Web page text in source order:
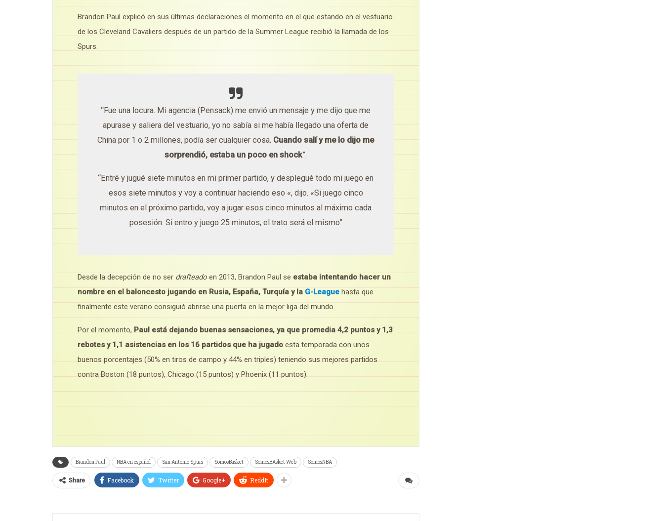
Brandon Paul explicó en sus últimas declaraciones el momento en el que estando en el vestuario
de los Cleveland Cavaliers después de un partido de la Summer League recibió la llamada de los
Spurs:
“Fue una locura. Mi agencia (Pensack) me envió un mensaje y me dijo que me
apurase y saliera del vestuario, yo no sabía si me había llegado una oferta de
China por 1 o 2 millones, podía ser cualquier cosa. Cuando salí y me lo dijo me
sorprendió, estaba un poco en shock”.
“Entré y jugué siete minutos en mi primer partido, y desplegué todo mi juego en
esos siete minutos y voy a continuar haciendo eso «, dijo. «Si juego cinco
minutos en el próximo partido, voy a jugar esos cinco minutos al máximo cada
posesión. Si entro y juego 25 minutos, el trato será el mismo”
Desde la decepción de no ser drafteado en 2013, Brandon Paul se estaba intentando hacer un
nombre en el baloncesto jugando en Rusia, España, Turquía y la G-League hasta que
finalmente este verano consiguió abrirse una puerta en la mejor liga del mundo.
Por el momento, Paul está dejando buenas sensaciones, ya que promedia 4,2 puntos y 1,3
rebotes y 1,1 asistencias en los 16 partidos que ha jugado esta temporada con unos
buenos porcentajes (50% en tiros de campo y 44% en triples) teniendo sus mejores partidos
contra Boston (18 puntos), Chicago (15 puntos) y Phoenix (11 puntos).
Brandon Paul NBA en español San Antonio Spurs SomosBasket SomosBAsket Web SomosNBA
Share Facebook Twitter Google+ ReddIt